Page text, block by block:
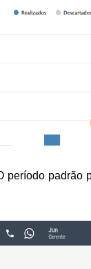
período padrão